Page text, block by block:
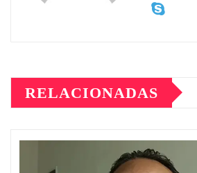
RELACIONADAS